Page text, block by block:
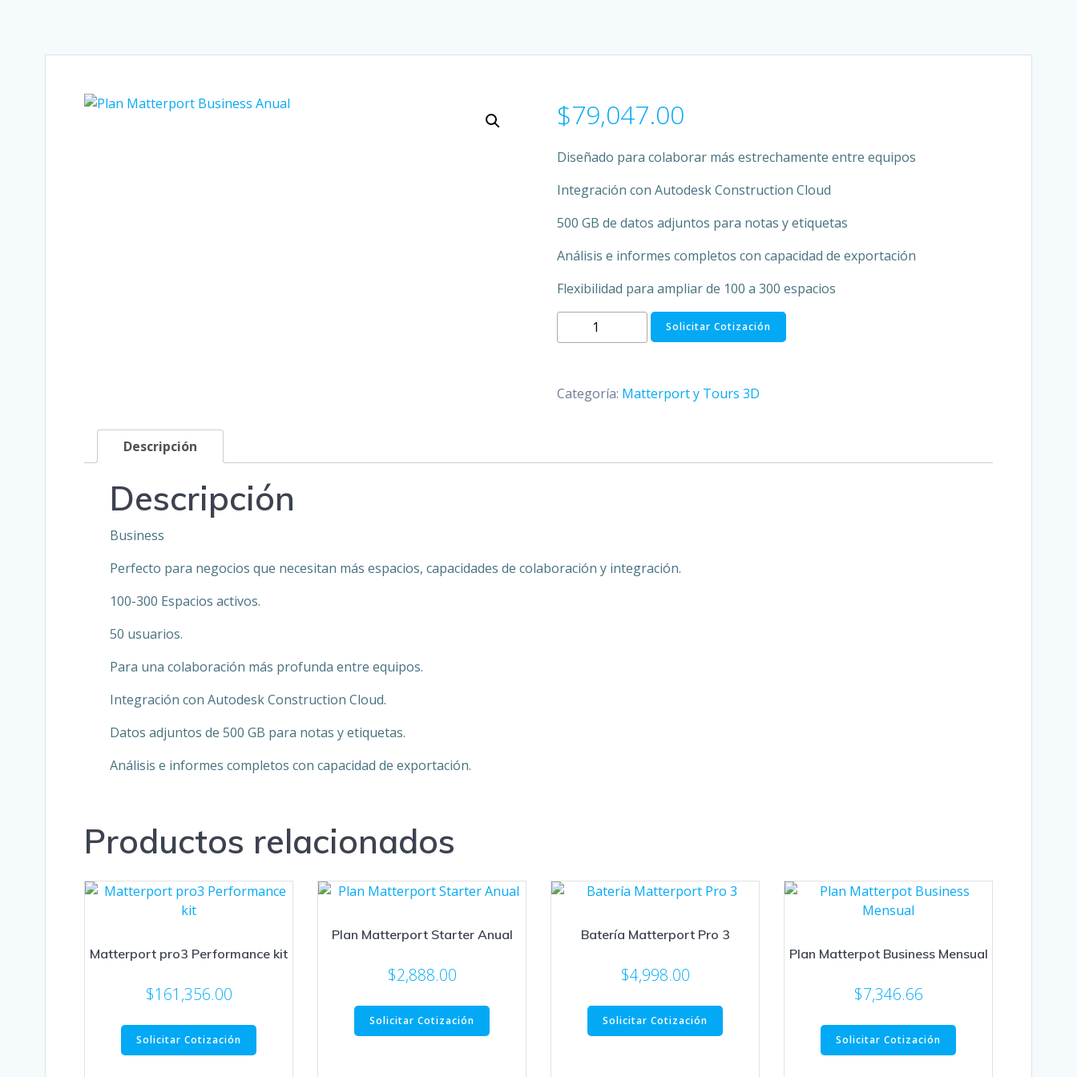
$79,047.00
Diseñado para colaborar más estrechamente entre equipos
Integración con Autodesk Construction Cloud
500 GB de datos adjuntos para notas y etiquetas
Análisis e informes completos con capacidad de exportación
Flexibilidad para ampliar de 100 a 300 espacios
Matterport
cantidad
Solicitar Cotización
Categoría: Matterport y Tours 3D
Descripción
Descripción
Business
Perfecto para negocios que necesitan más espacios, capacidades de colaboración y integración.
100-300 Espacios activos.
50 usuarios.
Para una colaboración más profunda entre equipos.
Integración con Autodesk Construction Cloud.
Datos adjuntos de 500 GB para notas y etiquetas.
Análisis e informes completos con capacidad de exportación.
Productos relacionados
Matterport pro3 Performance kit
$161,356.00
Solicitar Cotización
Plan Matterport Starter Anual
$2,888.00
Solicitar Cotización
Batería Matterport Pro 3
$4,998.00
Solicitar Cotización
Plan Matterpot Business Mensual
$7,346.66
Solicitar Cotización